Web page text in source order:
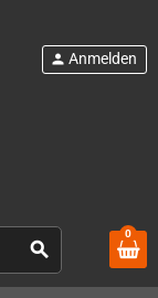
search
person Anmelden
0